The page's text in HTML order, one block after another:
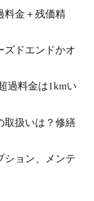
料金＋残価精
ズドエンドかオ
過料金は1kmい
取扱いは？修繕
ション、メンテ